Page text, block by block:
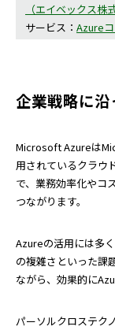
（エイベックス株
サービス： Azure
企業戦略に
Microsoft Azureは
用されているクラウ
で、業務効率化やコ
つながります。
Azureの活用には多
の複雑さといった課
ながら、効果的に
パーソルクロステク